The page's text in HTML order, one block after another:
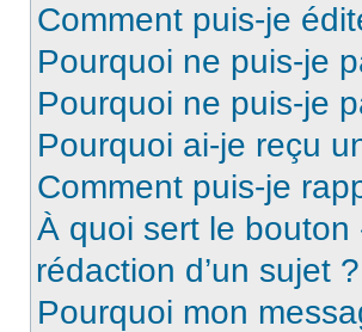
Comment puis-je
Pourquoi ne puis-je
Pourquoi ne puis-je
Pourquoi ai-je reçu
Comment puis-je
À quoi sert le
rédaction d’un sujet ?
Pourquoi mon